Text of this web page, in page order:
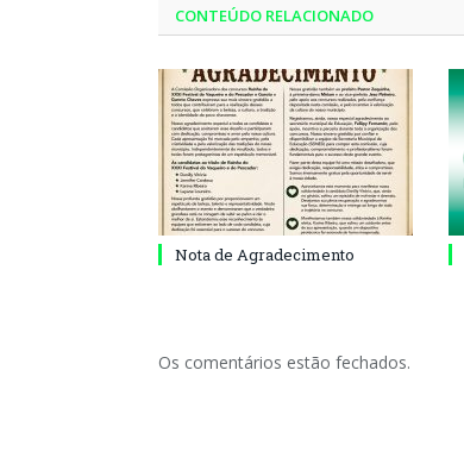
CONTEÚDO RELACIONADO
Nota de Agradecimento
Os comentários estão fechados.